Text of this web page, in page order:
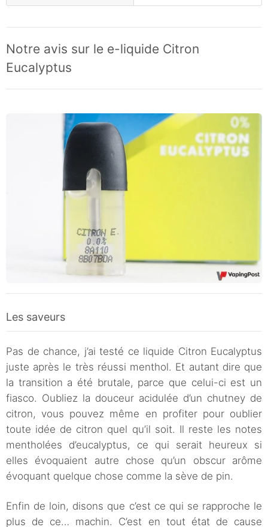
Notre avis sur le e-liquide Citron
Eucalyptus
Les saveurs
Pas de chance, j’ai testé ce liquide Citron Eucalyptus
juste après le très réussi menthol. Et autant dire que
la transition a été brutale, parce que celui-ci est un
fiasco. Oubliez la douceur acidulée d’un chutney de
citron, vous pouvez même en profiter pour oublier
toute idée de citron quel qu’il soit. Il reste les notes
mentholées d’eucalyptus, ce qui serait heureux si
elles évoquaient autre chose qu’un obscur arôme
évoquant quelque chose comme la sève de pin.
Enfin de loin, disons que c’est ce qui se rapproche le
plus de ce… machin. C’est en tout état de cause